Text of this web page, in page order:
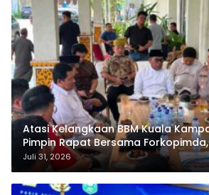
Atasi Kelangkaan BBM Kuala
Pimpin Rapat Bersama
Pertamina
Juli 31, 2026